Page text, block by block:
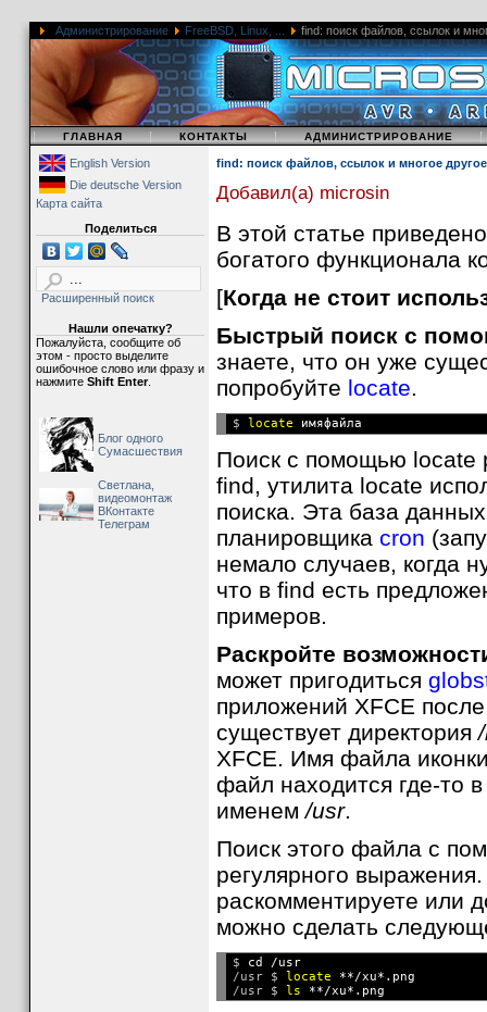
Администрирование FreeBSD, Linux, ... find: поиск файлов, ссылок и
| ГЛАВНАЯ | КОНТАКТЫ | АДМИНИСТРИРОВАНИЕ |
English Version
Die deutsche Version
Карта сайта
Поделиться
Расширенный поиск
Нашли опечатку?
Пожалуйста, сообщите об
этом - просто выделите
ошибочное слово или фразу и
нажмите Shift Enter.
Блог одного
Сумасшествия
Светлана,
видеомонтаж
ВКонтакте
Телеграм
find: поиск файлов, ссылок и многое другое
Добавил(а) microsin
В этой статье
богатого функционала
[Когда не стоит
Быстрый поиск с
знаете, что он уже
попробуйте locate.
$ locate
Поиск с помощью locate
find, утилита locate
поиска. Эта база
планировщика cron
немало случаев, когда
что в find есть
примеров.
Раскройте
может пригодиться
приложений XFCE
существует директория
XFCE. Имя файла
файл находится где-то
именем /usr.
Поиск этого файла с
регулярного
раскомментируете или
можно сделать
$ cd /usr
/usr $ locate
**/xu*.png
/usr $ ls